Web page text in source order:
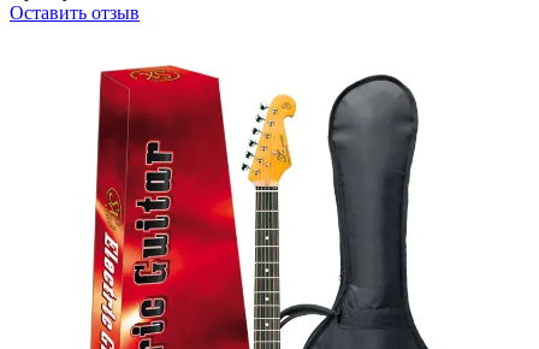
Оставить отзыв